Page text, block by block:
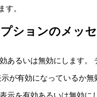
す。
ションのメッ
あるいは無効にします。
が有効になっているか無
示を有効あるいは無効に